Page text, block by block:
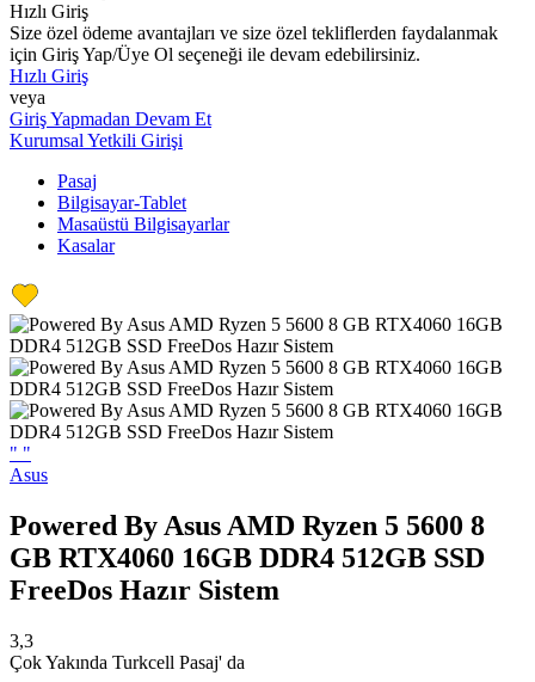
Hızlı Giriş
Size özel ödeme avantajları ve size özel tekliflerden faydalanmak
için Giriş Yap/Üye Ol seçeneği ile devam edebilirsiniz.
Hızlı Giriş
veya
Giriş Yapmadan Devam Et
Kurumsal Yetkili Girişi
Pasaj
Bilgisayar-Tablet
Masaüstü Bilgisayarlar
Kasalar
" "
Asus
Powered By Asus AMD Ryzen 5 5600 8
GB RTX4060 16GB DDR4 512GB SSD
FreeDos Hazır Sistem
3,3
Çok Yakında Turkcell Pasaj' da